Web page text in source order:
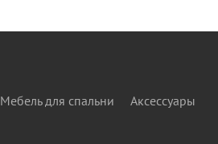
Мебель для спальни Аксессуары